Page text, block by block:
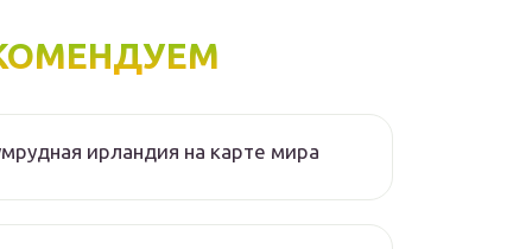
ирландия на карте мира